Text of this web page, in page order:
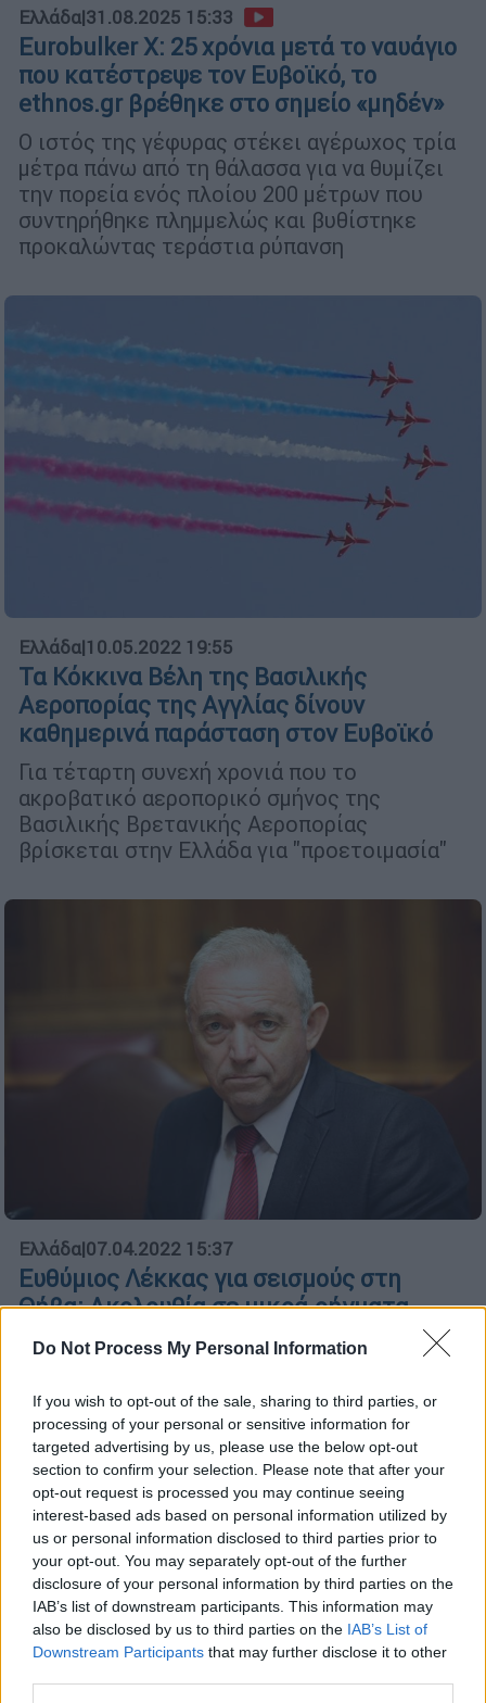
Do Not Process My Personal Information
If you wish to opt-out of the sale, sharing to third parties, or
processing of your personal or sensitive information for
targeted advertising by us, please use the below opt-out
section to confirm your selection. Please note that after your
opt-out request is processed you may continue seeing
interest-based ads based on personal information utilized by
us or personal information disclosed to third parties prior to
your opt-out. You may separately opt-out of the further
disclosure of your personal information by third parties on the
IAB’s list of downstream participants. This information may
also be disclosed by us to third parties on the IAB’s List of
Downstream Participants that may further disclose it to other
Ελλάδα|31.08.2025 15:33
Eurobulker X: 25 χρόνια μετά το ναυάγιο
που κατέστρεψε τον Ευβοϊκό, το
ethnos.gr βρέθηκε στο σημείο «μηδέν»
Ο ιστός της γέφυρας στέκει αγέρωχος τρία
μέτρα πάνω από τη θάλασσα για να θυμίζει
την πορεία ενός πλοίου 200 μέτρων που
συντηρήθηκε πλημμελώς και βυθίστηκε
προκαλώντας τεράστια ρύπανση
Ελλάδα|10.05.2022 19:55
Τα Κόκκινα Βέλη της Βασιλικής
Αεροπορίας της Αγγλίας δίνουν
καθημερινά παράσταση στον Ευβοϊκό
Για τέταρτη συνεχή χρονιά που το
ακροβατικό αεροπορικό σμήνος της
Βασιλικής Βρετανικής Αεροπορίας
βρίσκεται στην Ελλάδα για "προετοιμασία"
Ελλάδα|07.04.2022 15:37
Ευθύμιος Λέκκας για σεισμούς στη
Θήβα: Ακολουθία σε μικρά ρήγματα,
προετοιμασμένοι για πιθανή αποφόρτιση
σε Βόρειο και Νότιο Ευβοϊκό
Μόνο το τελευταίο 12ωρο σήμερα Πέμπτη 7
Απριλίου, έγιναν τρεις σεισμοί κοντά στα 4
Ρίχτερ
ΑΛΛΑ #TAGS
σεισμός
ναυάγιο
σεισμός τώρα
Ευθύμιος Λέκκας
ρύπανση
πλοίο
Θήβα